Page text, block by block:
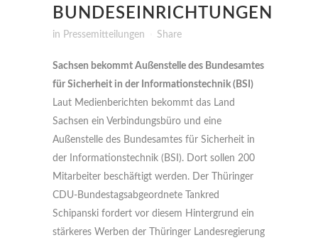
BUNDESEINRICHTUNGEN
in Pressemitteilungen Share
Sachsen bekommt Außenstelle des Bundesamtes
für Sicherheit in der Informationstechnik (BSI)
Laut Medienberichten bekommt das Land
Sachsen ein Verbindungsbüro und eine
Außenstelle des Bundesamtes für Sicherheit in
der Informationstechnik (BSI). Dort sollen 200
Mitarbeiter beschäftigt werden. Der Thüringer
CDU-Bundestagsabgeordnete Tankred
Schipanski fordert vor diesem Hintergrund ein
stärkeres Werben der Thüringer Landesregierung